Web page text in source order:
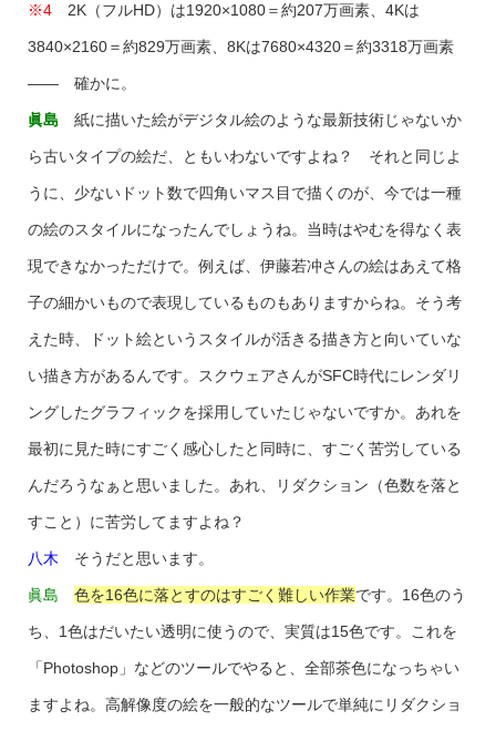
※42K（フルHD）は1920×1080＝約207万画素、4Kは
3840×2160＝約829万画素、8Kは7680×4320＝約3318万画素
―― 確かに。
眞島 紙に描いた絵がデジタル絵のような最新技術じゃないか
ら古いタイプの絵だ、ともいわないですよね？ それと同じよ
うに、少ないドット数で四角いマス目で描くのが、今では一種
の絵のスタイルになったんでしょうね。当時はやむを得なく表
現できなかっただけで。例えば、伊藤若冲さんの絵はあえて格
子の細かいもので表現しているものもありますからね。そう考
えた時、ドット絵というスタイルが活きる描き方と向いていな
い描き方があるんです。スクウェアさんがSFC時代にレンダリ
ングしたグラフィックを採用していたじゃないですか。あれを
最初に見た時にすごく感心したと同時に、すごく苦労している
んだろうなぁと思いました。あれ、リダクション（色数を落と
すこと）に苦労してますよね？
八木 そうだと思います。
眞島 色を16色に落とすのはすごく難しい作業です。16色のう
ち、1色はだいたい透明に使うので、実質は15色です。これを
「Photoshop」などのツールでやると、全部茶色になっちゃい
ますよね。高解像度の絵を一般的なツールで単純にリダクショ